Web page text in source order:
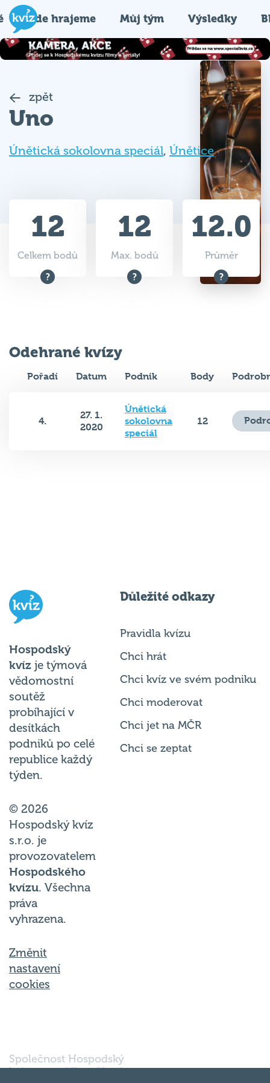
Kde hrajeme Můj tým Výsledky
zpět
Uno
Únětická sokolovna speciál, Únětice
12
Celkem bodů
12
Max. bodů
12.0
Průměr
Odehrané kvízy
Pořadí Datum Podnik Body
4.
27. 1.
2020
Únětická
sokolovna
speciál
12
Hospodský
kvíz je týmová
vědomostní
soutěž
probíhající v
desítkách
podniků po celé
republice každý
týden.
© 2026
Hospodský kvíz
s.r.o. je
provozovatelem
Hospodského
kvízu. Všechna
práva
vyhrazena.
Změnit
nastavení
cookies
Důležité odkazy
Pravidla kvízu
Chci hrát
Chci kvíz ve svém podniku
Chci moderovat
Chci jet na MČR
Chci se zeptat
Společnost Hospodský
kvíz s.r.o., sídlem Nové